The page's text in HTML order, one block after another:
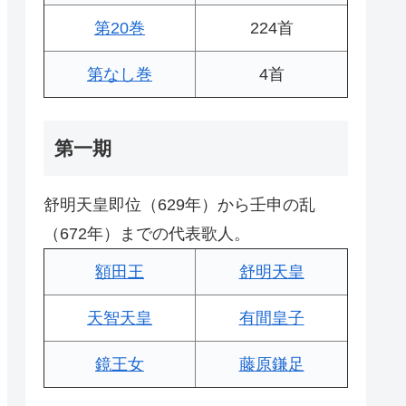
第20巻 224首
第なし巻 4首
第一期
舒明天皇即位（629年）から壬申の乱
（672年）までの代表歌人。
額田王 舒明天皇
天智天皇 有間皇子
鏡王女 藤原鎌足